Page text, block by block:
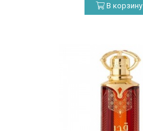
В корзину